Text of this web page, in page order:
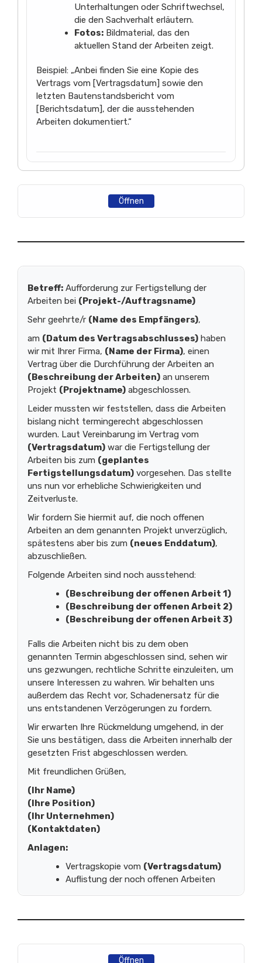
Unterhaltungen oder Schriftwechsel,
die den Sachverhalt erläutern.
Fotos: Bildmaterial, das den
aktuellen Stand der Arbeiten zeigt.
Beispiel: „Anbei finden Sie eine Kopie des
Vertrags vom [Vertragsdatum] sowie den
letzten Bautenstandsbericht vom
[Berichtsdatum], der die ausstehenden
Arbeiten dokumentiert.“
Öffnen
Betreff: Aufforderung zur Fertigstellung der
Arbeiten bei (Projekt-/Auftragsname)
Sehr geehrte/r (Name des Empfängers),
am (Datum des Vertragsabschlusses) haben
wir mit Ihrer Firma, (Name der Firma), einen
Vertrag über die Durchführung der Arbeiten an
(Beschreibung der Arbeiten) an unserem
Projekt (Projektname) abgeschlossen.
Leider mussten wir feststellen, dass die Arbeiten
bislang nicht termingerecht abgeschlossen
wurden. Laut Vereinbarung im Vertrag vom
(Vertragsdatum) war die Fertigstellung der
Arbeiten bis zum (geplantes
Fertigstellungsdatum) vorgesehen. Das stellte
uns nun vor erhebliche Schwierigkeiten und
Zeitverluste.
Wir fordern Sie hiermit auf, die noch offenen
Arbeiten an dem genannten Projekt unverzüglich,
spätestens aber bis zum (neues Enddatum),
abzuschließen.
Folgende Arbeiten sind noch ausstehend:
(Beschreibung der offenen Arbeit 1)
(Beschreibung der offenen Arbeit 2)
(Beschreibung der offenen Arbeit 3)
Falls die Arbeiten nicht bis zu dem oben
genannten Termin abgeschlossen sind, sehen wir
uns gezwungen, rechtliche Schritte einzuleiten, um
unsere Interessen zu wahren. Wir behalten uns
außerdem das Recht vor, Schadenersatz für die
uns entstandenen Verzögerungen zu fordern.
Wir erwarten Ihre Rückmeldung umgehend, in der
Sie uns bestätigen, dass die Arbeiten innerhalb der
gesetzten Frist abgeschlossen werden.
Mit freundlichen Grüßen,
(Ihr Name)
(Ihre Position)
(Ihr Unternehmen)
(Kontaktdaten)
Anlagen:
Vertragskopie vom (Vertragsdatum)
Auflistung der noch offenen Arbeiten
Öffnen